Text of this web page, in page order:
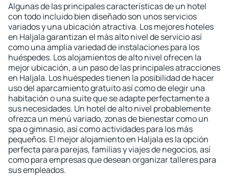
Algunas de las principales características de un hotel
con todo incluido bien diseñado son unos servicios
variados y una ubicación atractiva. Los mejores hoteles
en Haljala garantizan el más alto nivel de servicio así
como una amplia variedad de instalaciones para los
huéspedes. Los alojamientos de alto nivel ofrecen la
mejor ubicación, a un paso de las principales atracciones
en Haljala. Los huéspedes tienen la posibilidad de hacer
uso del aparcamiento gratuito así como de elegir una
habitación o una suite que se adapte perfectamente a
sus necesidades. Un hotel de alto nivel probablemente
ofrezca un menú variado, zonas de bienestar como un
spa o gimnasio, así como actividades para los más
pequeños. El mejor alojamiento en Haljala es la opción
perfecta para parejas, familias y viajes de negocios, así
como para empresas que desean organizar talleres para
sus empleados.